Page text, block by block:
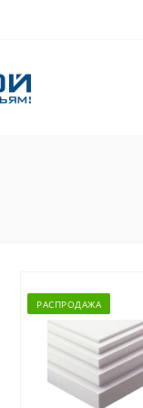
РАСПРОДАЖА